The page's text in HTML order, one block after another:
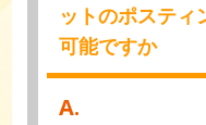
ットのポスティ
可能ですか
A.